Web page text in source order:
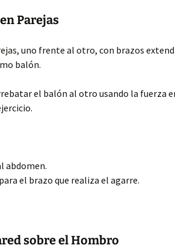
Parejas
uno frente al otro, con brazos
balón.
el balón al otro usando la fuerza
abdomen.
el brazo que realiza el agarre.
sobre el Hombro